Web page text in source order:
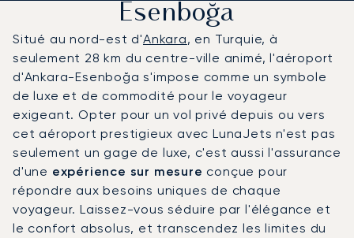
Esenboğa
Situé au nord-est d'Ankara, en Turquie, à
seulement 28 km du centre-ville animé, l'aéroport
d'Ankara-Esenboğa s'impose comme un symbole
de luxe et de commodité pour le voyageur
exigeant. Opter pour un vol privé depuis ou vers
cet aéroport prestigieux avec LunaJets n'est pas
seulement un gage de luxe, c'est aussi l'assurance
d'une expérience sur mesure conçue pour
répondre aux besoins uniques de chaque
voyageur. Laissez-vous séduire par l'élégance et
le confort absolus, et transcendez les limites du